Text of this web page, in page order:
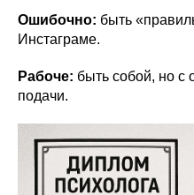
Ошибочно: быть
Инстаграме.
Рабоче: быть собой, но с
подачи.